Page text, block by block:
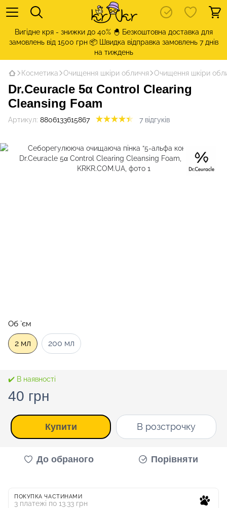
Вигідне кря - знижки до 40% 🐣 Безкоштовна доставка для
замовлень від 1500 грн 📦 Швидка відправка замовлень 7 днів
на тиждень
Косметика Очищення шкіри обличчя Очищення шкіри
Dr.Ceuracle 5α Control Clearing
Cleansing Foam
Артикул: 8806133615867 7 відгуків
Об `єм
2 мл 200 мл
✔️ В наявності
40 грн
Купити В розстрочку
До обраного Порівняти
ПОКУПКА ЧАСТИНАМИ
3 платежі по 13.33 грн